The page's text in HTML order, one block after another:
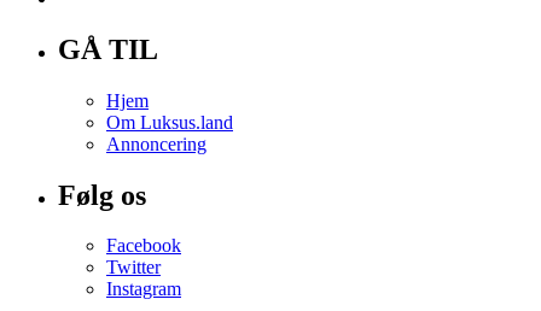
GÅ TIL
Hjem
Om Luksus.land
Annoncering
Følg os
Facebook
Twitter
Instagram